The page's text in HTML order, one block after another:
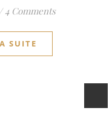
/ 4 Comments
SUITE